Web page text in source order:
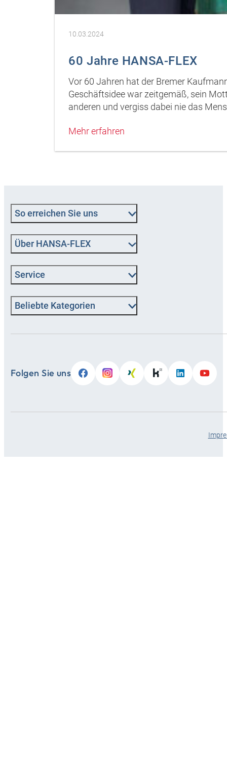
10.03.2024
60 Jahre HANSA-FLEX
Vor 60 Jahren hat der Bremer
Geschäftsidee war zeitgemäß, sein
anderen und vergiss dabei nie das
Mehr erfahren
So erreichen Sie uns
Über HANSA‑FLEX
Service
Beliebte Kategorien
Folgen Sie uns